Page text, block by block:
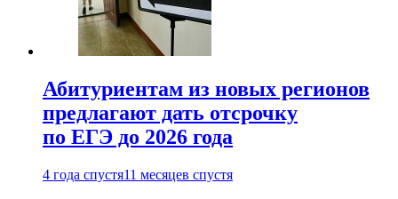
Абитуриентам из новых регионов
предлагают дать отсрочку
по ЕГЭ до 2026 года
4 года спустя11 месяцев спустя